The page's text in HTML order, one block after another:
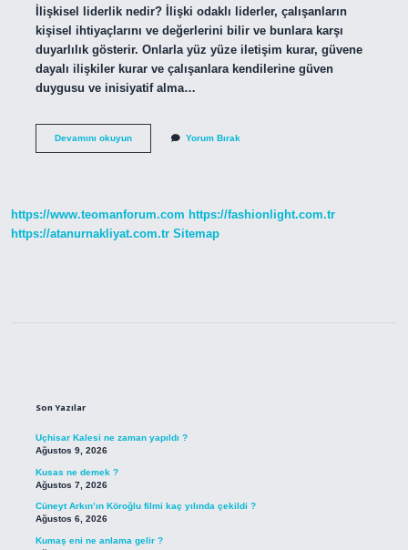
İlişkisel liderlik nedir? İlişki odaklı liderler, çalışanların
kişisel ihtiyaçlarını ve değerlerini bilir ve bunlara karşı
duyarlılık gösterir. Onlarla yüz yüze iletişim kurar, güvene
dayalı ilişkiler kurar ve çalışanlara kendilerine güven
duygusu ve inisiyatif alma…
Devamını okuyunIşlemsel
Yorum Bırak
https://www.teomanforum.com https://fashionlight.com.tr
https://atanurnakliyat.com.tr Sitemap
Son Yazılar
Uçhisar Kalesi ne zaman yapıldı ?
Ağustos 9, 2026
Kusas ne demek ?
Ağustos 7, 2026
Cüneyt Arkın’ın Köroğlu filmi kaç yılında çekildi ?
Ağustos 6, 2026
Kumaş eni ne anlama gelir ?